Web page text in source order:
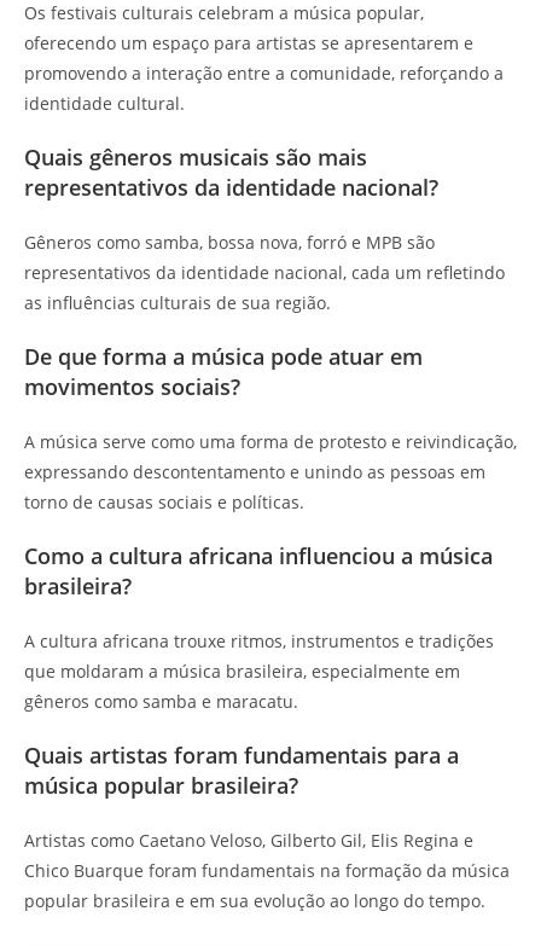
Os festivais culturais celebram a música popular,
oferecendo um espaço para artistas se apresentarem e
promovendo a interação entre a comunidade, reforçando a
identidade cultural.
Quais gêneros musicais são mais
representativos da identidade nacional?
Gêneros como samba, bossa nova, forró e MPB são
representativos da identidade nacional, cada um refletindo
as influências culturais de sua região.
De que forma a música pode atuar em
movimentos sociais?
A música serve como uma forma de protesto e reivindicação,
expressando descontentamento e unindo as pessoas em
torno de causas sociais e políticas.
Como a cultura africana influenciou a música
brasileira?
A cultura africana trouxe ritmos, instrumentos e tradições
que moldaram a música brasileira, especialmente em
gêneros como samba e maracatu.
Quais artistas foram fundamentais para a
música popular brasileira?
Artistas como Caetano Veloso, Gilberto Gil, Elis Regina e
Chico Buarque foram fundamentais na formação da música
popular brasileira e em sua evolução ao longo do tempo.